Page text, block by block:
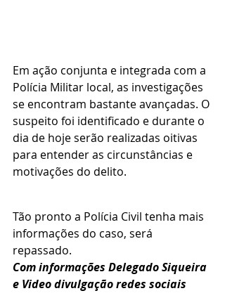
Em ação conjunta e integrada com a
Polícia Militar local, as investigações
se encontram bastante avançadas. O
suspeito foi identificado e durante o
dia de hoje serão realizadas oitivas
para entender as circunstâncias e
motivações do delito.
Tão pronto a Polícia Civil tenha mais
informações do caso, será
repassado.
Com informações Delegado Siqueira
e Video divulgação redes sociais